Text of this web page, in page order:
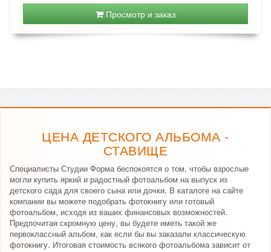
Просмотр и заказ
ЦЕНА ДЕТСКОГО АЛЬБОМА -
СТАВИЩЕ
Специалисты Студии Форма беспокоятся о том, чтобы взрослые
могли купить яркий и радостный фотоальбом на выпуск из
детского сада для своего сына или дочки. В каталоге на сайте
компании вы можете подобрать фотокнигу или готовый
фотоальбом, исходя из ваших финансовых возможностей.
Предпочитая скромную цену, вы будете иметь такой же
первоклассный альбом, как если бы вы заказали классическую
фотокнигу. Итоговая стоимость всякого фотоальбома зависит от